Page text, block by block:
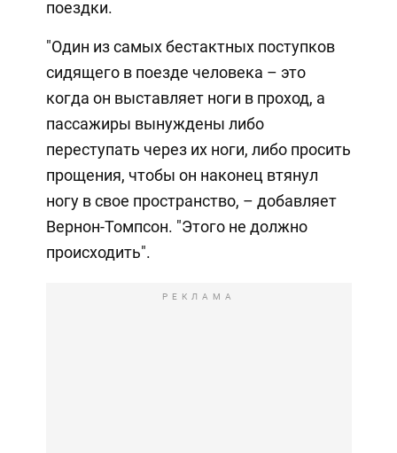
поездки.
"Один из самых бестактных поступков
сидящего в поезде человека – это
когда он выставляет ноги в проход, а
пассажиры вынуждены либо
переступать через их ноги, либо просить
прощения, чтобы он наконец втянул
ногу в свое пространство, – добавляет
Вернон-Томпсон. "Этого не должно
происходить".
РЕКЛАМА